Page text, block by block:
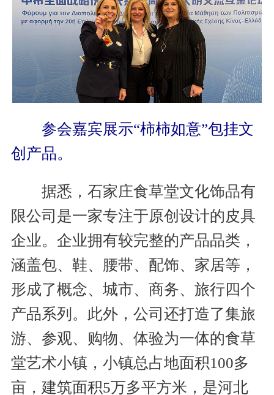
参会嘉宾展示“柿柿如意”包挂文
创产品。
据悉，石家庄食草堂文化饰品有
限公司是一家专注于原创设计的皮具
企业。企业拥有较完整的产品品类，
涵盖包、鞋、腰带、配饰、家居等，
形成了概念、城市、商务、旅行四个
产品系列。此外，公司还打造了集旅
游、参观、购物、体验为一体的食草
堂艺术小镇，小镇总占地面积100多
亩，建筑面积5万多平方米，是河北